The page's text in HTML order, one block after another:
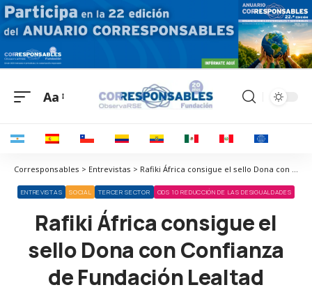
Aa
Corresponsables > Entrevistas > Rafiki África consigue el sello Dona con Confianza de Fundación Lealtad
ENTREVISTAS SOCIAL TERCER SECTOR ODS 10 REDUCCIÓN DE LAS DESIGUALDADES
Rafiki África consigue el
sello Dona con Confianza
de Fundación Lealtad